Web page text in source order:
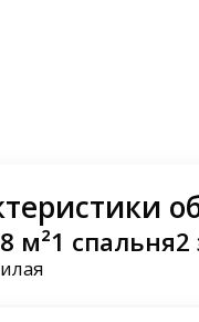
м²1 спальня2